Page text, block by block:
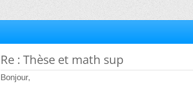
Re : Thèse et math sup
Bonjour,